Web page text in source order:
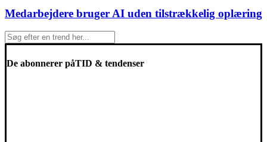
Medarbejdere bruger AI uden tilstrækkelig oplæring
De abonnerer påTID & tendenser